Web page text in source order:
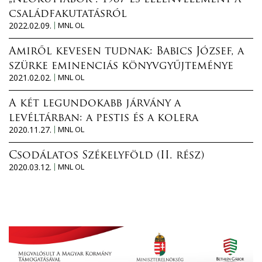
családfakutatásról
2022.02.09.
MNL OL
Amiről kevesen tudnak: Babics József, a
szürke eminenciás könyvgyűjteménye
2021.02.02.
MNL OL
A két legundokabb járvány a
levéltárban: a pestis és a kolera
2020.11.27.
MNL OL
Csodálatos Székelyföld (II. rész)
2020.03.12.
MNL OL